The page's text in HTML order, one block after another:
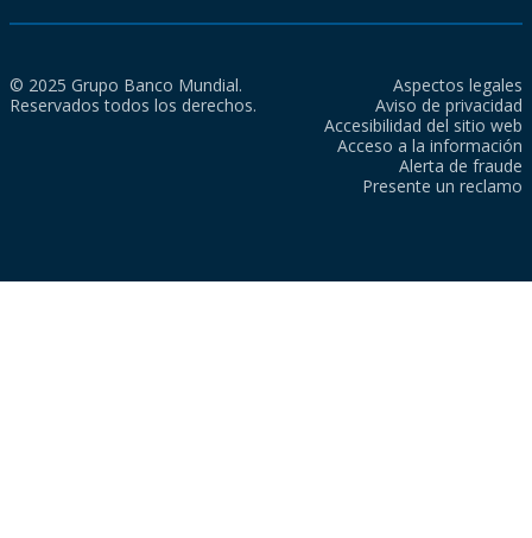
© 2025 Grupo Banco Mundial.
Reservados todos los derechos.
Aspectos legales
Aviso de privacidad
Accesibilidad del sitio web
Acceso a la información
Alerta de fraude
Presente un reclamo